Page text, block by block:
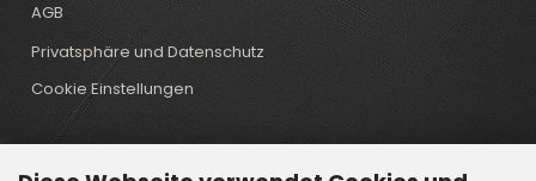
AGB
Privatsphäre und Datenschutz
Cookie Einstellungen